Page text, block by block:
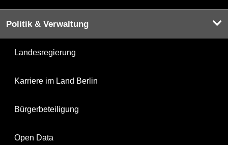
Politik & Verwaltung
Landesregierung
Karriere im Land Berlin
Bürgerbeteiligung
Open Data